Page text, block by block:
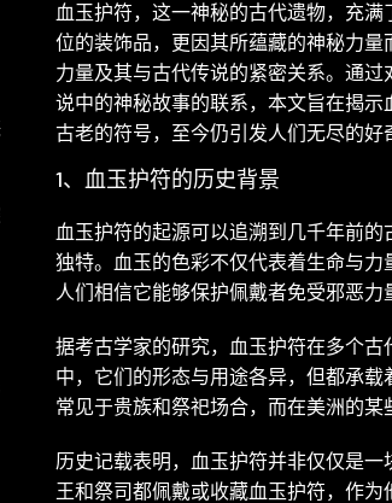
血玉护符，这一神秘的古代遗物，充
位的装饰品，更因其所蕴藏的神秘力
力量及其与古代传说的紧密关系。通
说中的神秘故事的联系，本文旨在揭
古老的符号，至今仍引发人们无尽的好
1、血玉护符的历史背景
血玉护符的起源可以追溯到几千年前
独特。血玉的色彩不仅代表着生命与力
人们相信它能够保护佩戴者免受邪恶力
据考古学家的研究，血玉护符在多个
中，它们的形态与用途各异，但都承载
常见于贵族和祭祀场合，而在美洲的某
历史记载表明，血玉护符并非仅仅是
王和祭司都佩戴或收藏血玉护符，作